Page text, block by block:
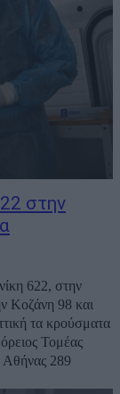
στην
622, στην
Κοζάνη 98 και
Αθήνας 289